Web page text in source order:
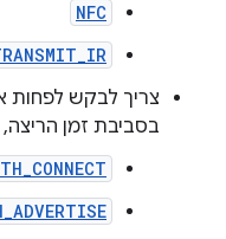
NFC
צריך לבקש
בסביבת זמן